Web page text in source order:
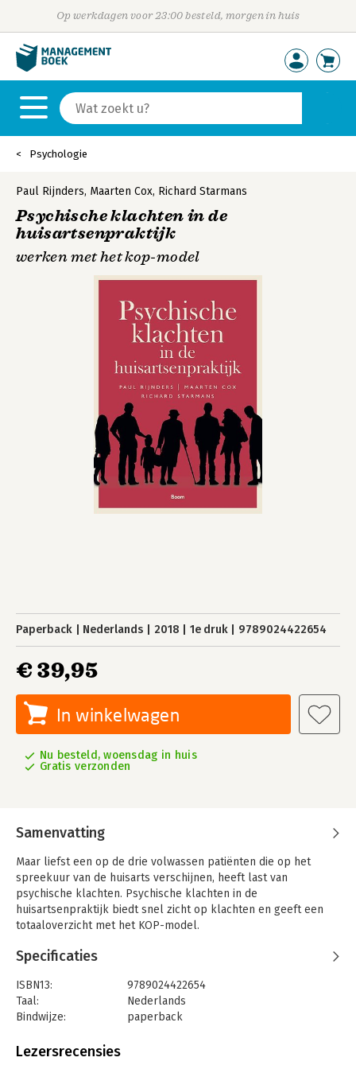
Op werkdagen voor 23:00 besteld, morgen in huis
Psychologie
Paul Rijnders, Maarten Cox, Richard Starmans
Psychische klachten in de
huisartsenpraktijk
werken met het kop-model
Paperback Nederlands 2018 1e druk 9789024422654
€ 39,95
In winkelwagen
Nu besteld, woensdag in huis
Gratis verzonden
Samenvatting
Maar liefst een op de drie volwassen patiënten die op het
spreekuur van de huisarts verschijnen, heeft last van
psychische klachten. Psychische klachten in de
huisartsenpraktijk biedt snel zicht op klachten en geeft een
totaaloverzicht met het KOP-model.
Het boek biedt een praktisch werkmodel voor huisarts en
praktijkondersteuner om zich in relatief korte tijd een beeld te
vormen van de ernst van de klachten en een behandeltraject
uit te zetten. Het boek is gebaseerd op het KOP-model, dat
uitgaat van het principe dat klachten verminderen of
de 'persoonlijke stijl' wordt verbeterd (want: K = O x P).
Specificaties
ISBN13:
9789024422654
Taal:
Nederlands
Bindwijze:
paperback
Uitgever:
Lezersrecensies